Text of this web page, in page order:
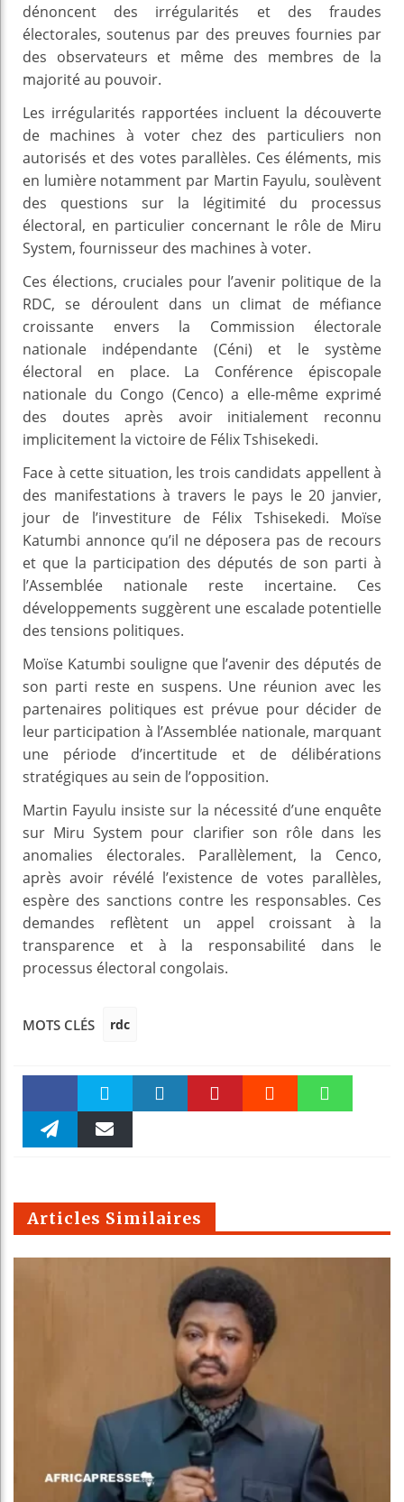
dénoncent des irrégularités et des fraudes
électorales, soutenus par des preuves fournies par
des observateurs et même des membres de la
majorité au pouvoir.
Les irrégularités rapportées incluent la découverte
de machines à voter chez des particuliers non
autorisés et des votes parallèles. Ces éléments, mis
en lumière notamment par Martin Fayulu, soulèvent
des questions sur la légitimité du processus
électoral, en particulier concernant le rôle de Miru
System, fournisseur des machines à voter.
Ces élections, cruciales pour l’avenir politique de la
RDC, se déroulent dans un climat de méfiance
croissante envers la Commission électorale
nationale indépendante (Céni) et le système
électoral en place. La Conférence épiscopale
nationale du Congo (Cenco) a elle-même exprimé
des doutes après avoir initialement reconnu
implicitement la victoire de Félix Tshisekedi.
Face à cette situation, les trois candidats appellent à
des manifestations à travers le pays le 20 janvier,
jour de l’investiture de Félix Tshisekedi. Moïse
Katumbi annonce qu’il ne déposera pas de recours
et que la participation des députés de son parti à
l’Assemblée nationale reste incertaine. Ces
développements suggèrent une escalade potentielle
des tensions politiques.
Moïse Katumbi souligne que l’avenir des députés de
son parti reste en suspens. Une réunion avec les
partenaires politiques est prévue pour décider de
leur participation à l’Assemblée nationale, marquant
une période d’incertitude et de délibérations
stratégiques au sein de l’opposition.
Martin Fayulu insiste sur la nécessité d’une enquête
sur Miru System pour clarifier son rôle dans les
anomalies électorales. Parallèlement, la Cenco,
après avoir révélé l’existence de votes parallèles,
espère des sanctions contre les responsables. Ces
demandes reflètent un appel croissant à la
transparence et à la responsabilité dans le
processus électoral congolais.
MOTS CLÉS rdc
Faceboo Twitter
m
Articles Similaires